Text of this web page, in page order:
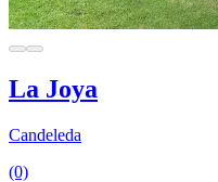
La Joya
Candeleda
(0)